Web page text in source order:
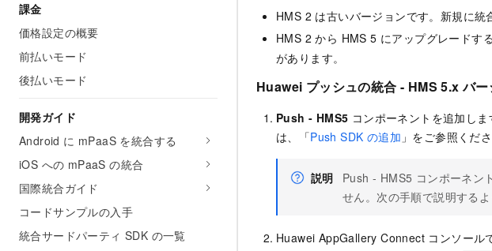
課金
価格設定の概要
前払いモード
後払いモード
開発ガイド
Android に mPaaS を統合する
iOS への mPaaS の統合
国際統合ガイド
コードサンプルの入手
統合サードパーティ SDK の一覧
HMS 2 は古いバージョンです。新規に統
HMS 2 から HMS 5 にアップグレードす
があります。
Huawei プッシュの統合 - HMS 5.x バ
Push - HMS5 コンポーネントを追加し
は、「Push SDK の追加 」をご参照くださ
説明
Push - HMS5 コンポーネン
せん。次の手順で説明する
Huawei AppGallery Connect コンソールで